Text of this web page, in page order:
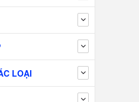
LOẠI